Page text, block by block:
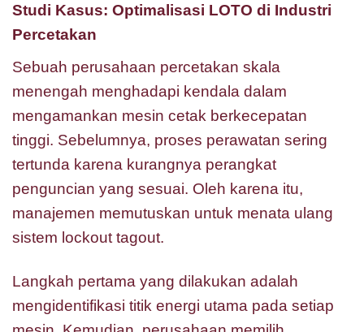
Studi Kasus: Optimalisasi LOTO di Industri
Percetakan
Sebuah perusahaan percetakan skala
menengah menghadapi kendala dalam
mengamankan mesin cetak berkecepatan
tinggi. Sebelumnya, proses perawatan sering
tertunda karena kurangnya perangkat
penguncian yang sesuai. Oleh karena itu,
manajemen memutuskan untuk menata ulang
sistem lockout tagout.
Langkah pertama yang dilakukan adalah
mengidentifikasi titik energi utama pada setiap